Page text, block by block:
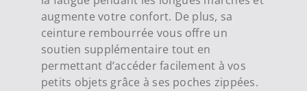
augmente votre confort. De plus, sa
ceinture rembourrée vous offre un
soutien supplémentaire tout en
permettant d’accéder facilement à vos
petits objets grâce à ses poches zippées.